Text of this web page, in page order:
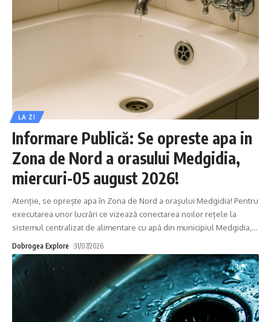
LA ZI
Informare Publică: Se opreste apa in
Zona de Nord a orasului Medgidia,
miercuri-05 august 2026!
Atenție, se oprește apa în Zona de Nord a orașului Medgidia! Pentru
executarea unor lucrări ce vizează conectarea noilor rețele la
sistemul centralizat de alimentare cu apă din municipiul Medgidia, …
Dobrogea Explore 31/07/2026